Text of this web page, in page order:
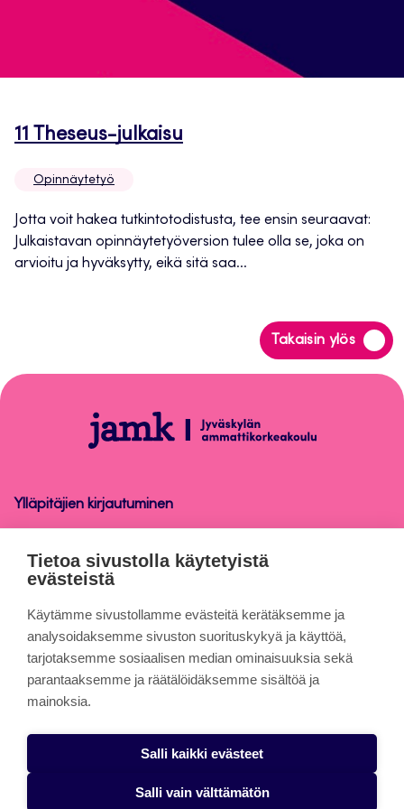
11 Theseus-julkaisu
Opinnäytetyö
Jotta voit hakea tutkintotodistusta, tee ensin seuraavat:
Julkaistavan opinnäytetyöversion tulee olla se, joka on
arvioitu ja hyväksytty, eikä sitä saa...
Takaisin ylös
Siirry
takaisin
Opinnäytetyö
Ylläpitäjien kirjautuminen
Opinnäytetyö
Tietoa sivuista
Evästeet
Saavutettavuusseloste
Tietosuojaseloste
Alasottoilmoitus
Tietoa sivustolla käytetyistä
evästeistä
Käytämme sivustollamme evästeitä kerätäksemme ja
analysoidaksemme sivuston suorituskykyä ja käyttöä,
tarjotaksemme sosiaalisen median ominaisuuksia sekä
parantaaksemme ja räätälöidäksemme sisältöä ja
mainoksia.
Salli kaikki evästeet
Salli vain välttämätön